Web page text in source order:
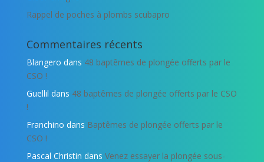
Rappel de poches à plombs scubapro
Commentaires récents
Blangero dans 48 baptêmes de plongée offerts par le
CSO !
Guellil dans 48 baptêmes de plongée offerts par le CSO
!
Franchino dans Baptêmes de plongée offerts par le
CSO !
Pascal Christin dans Venez essayer la plongée sous-